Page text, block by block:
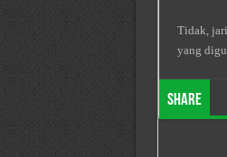
Tidak,
yang
Share